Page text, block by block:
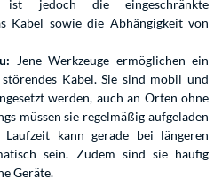
ist jedoch die eingeschränkte
Kabel sowie die Abhängigkeit von
Jene Werkzeuge ermöglichen ein
Kabel. Sie sind mobil und
werden, auch an Orten ohne
müssen sie regelmäßig aufgeladen
kann gerade bei längeren
sein. Zudem sind sie häufig
Geräte.